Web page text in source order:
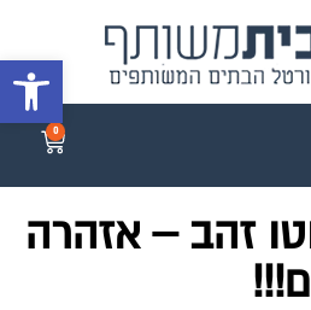
פתח
0
זהב – אזהרה